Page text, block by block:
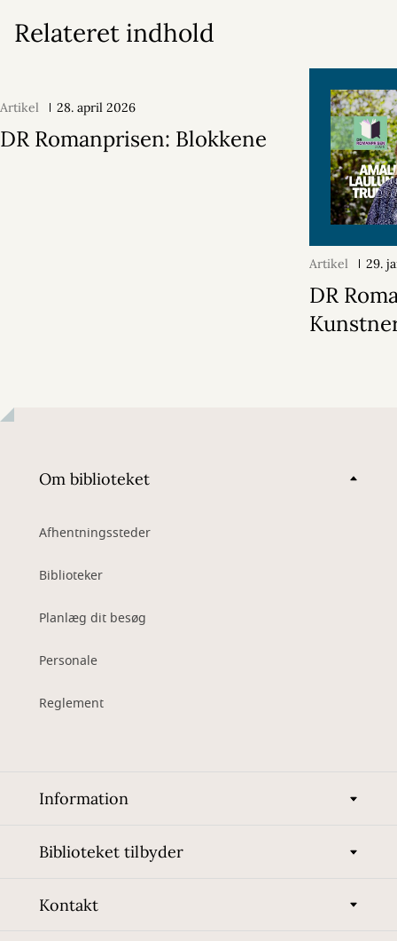
Relateret indhold
Artikel 28. april 2026
DR Romanprisen: Blokkene
Artikel 29.
DR
Om biblioteket
Afhentningssteder
Biblioteker
Planlæg dit besøg
Personale
Reglement
Information
Biblioteket tilbyder
Kontakt